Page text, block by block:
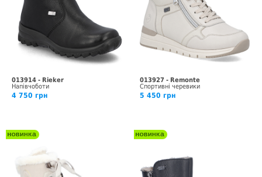
013914 - Rieker
Напівчоботи
4 750 грн
013927 - Remonte
Спортивні черевики
5 450 грн